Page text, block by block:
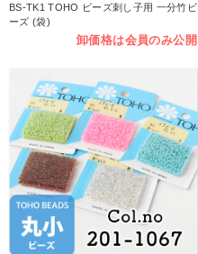
BS-TK1 TOHO ビーズ刺し子用 一分竹ビ
ーズ (袋)
卸価格は会員のみ公開